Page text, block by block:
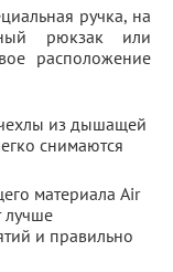
ручка, на
рюкзак или
расположение
из дышащей
снимаются
материала Air
лучше
и правильно